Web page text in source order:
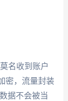
名收到账户
密，流量封装
据不会被当